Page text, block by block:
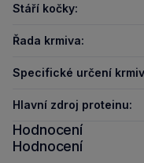
Stáří kočky:
Řada krmiva:
Specifické určení
Hlavní zdroj proteinu:
Hodnocení
Hodnocení